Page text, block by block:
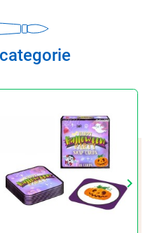
keyboard_arrow_right